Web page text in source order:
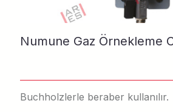
Numune Gaz Örnekleme
Buchholzlerle beraber kullanılır.